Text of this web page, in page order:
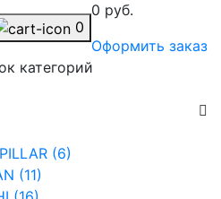
0
0 руб.
Оформить заказ
категорий
(6)
(11)